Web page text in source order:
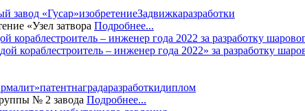
завод «Гусар»изобретениеЗадвижкаразработки
«Узел затвора Подробнее...
– инженер года 2022» за разработку
патентнаградаразработкидиплом
№ 2 завода Подробнее...